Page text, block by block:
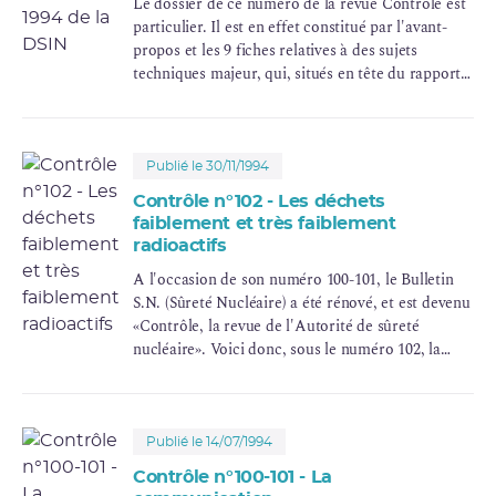
particulier. Il est en effet constitué par l'avant-
propos et les 9 fiches relatives à des sujets
techniques majeur, qui, situés en tête du rapport
Publié le 30/11/1994
Contrôle n°102 - Les déchets
faiblement et très faiblement
radioactifs
A l'occasion de son numéro 100-101, le Bulletin
S.N. (Sûreté Nucléaire) a été rénové, et est devenu
«Contrôle, la revue de l'Autorité de sûreté
nucléaire». Voici donc, sous le numéro 102, la
Publié le 14/07/1994
Contrôle n°100-101 - La